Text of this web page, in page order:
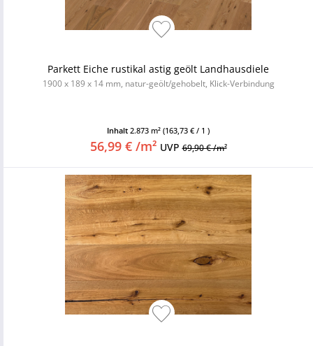
Parkett Eiche rustikal astig geölt Landhausdiele
1900 x 189 x 14 mm, natur-geölt/gehobelt, Klick-Verbindung
Inhalt 2.873 m² (163,73 € / 1 )
56,99 € /m² UVP69,90 € /m²